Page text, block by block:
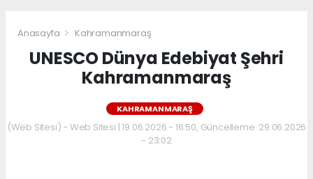
Anasayfa Kahramanmaraş
UNESCO Dünya Edebiyat Şehri
Kahramanmaraş
KAHRAMANMARAŞ
(Web Sitesi) - Web Sitesi | 19.06.2026 - 16:50, Güncelleme: 29.06.2026
- 23:02